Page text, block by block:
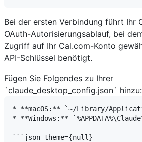
Bei der ersten Verbindung führt Ihr
OAuth-Autorisierungsablauf, bei
Zugriff auf Ihr Cal.com-Konto
API-Schlüssel benötigt.
Fügen Sie Folgendes zu Ihrer
`claude_desktop_config.json` hinzu:
* **macOS:** `~/Library/
* **Windows:**
```json theme={null}